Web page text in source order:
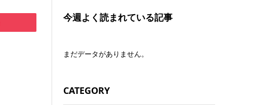
今週よく読まれている記事
まだデータがありません。
CATEGORY